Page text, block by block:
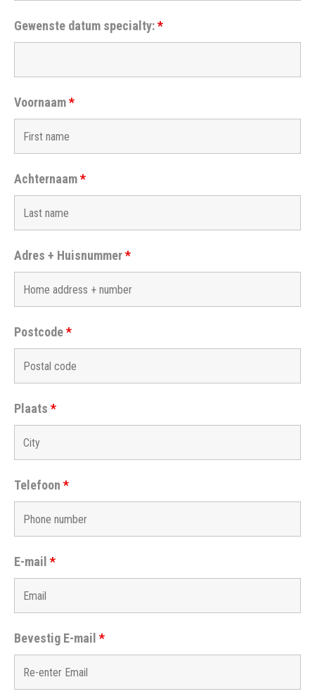
Gewenste datum specialty:*
Voornaam*
Achternaam*
Adres + Huisnummer*
Postcode*
Plaats *
Telefoon *
E-mail *
Bevestig E-mail *